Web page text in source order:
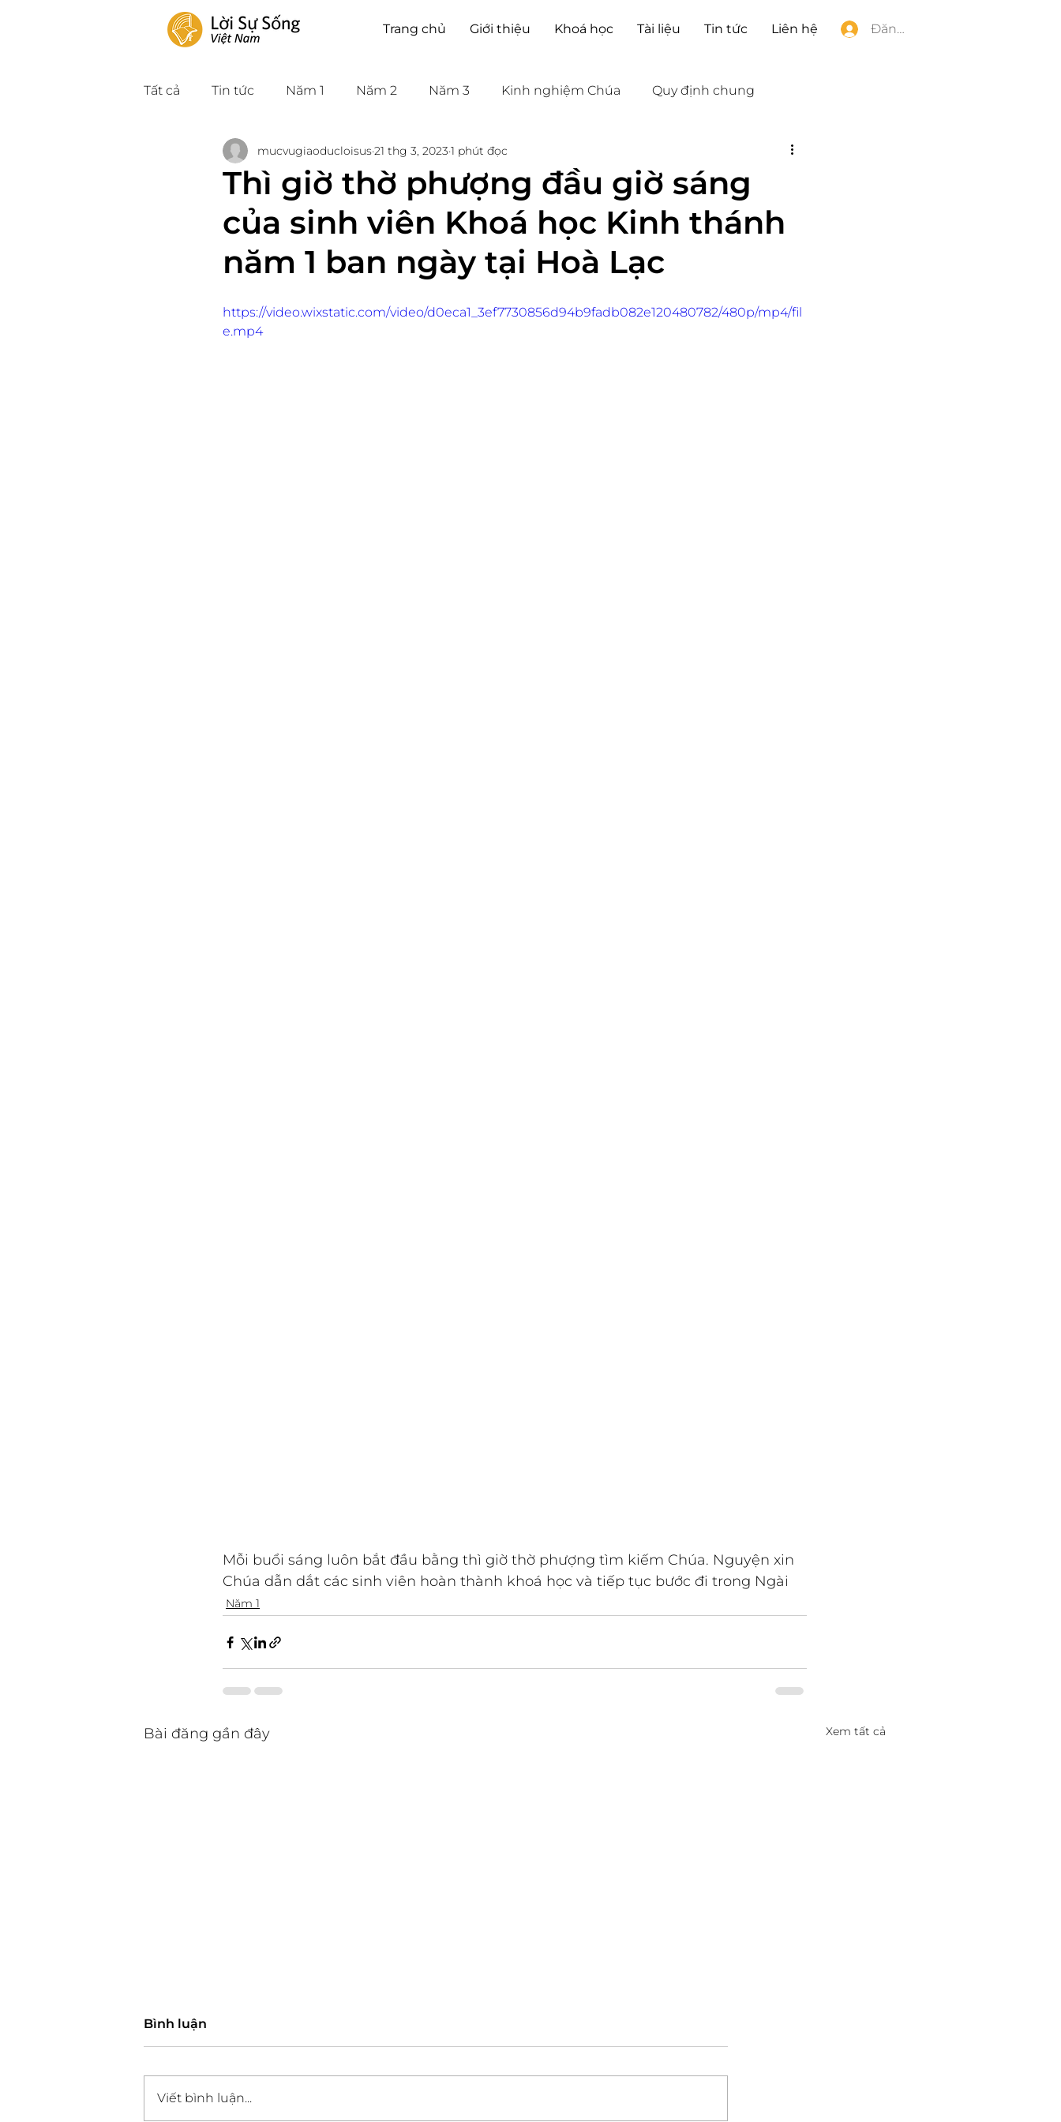
Trang chủ Giới thiệu Khoá học Tài liệu Tin tức Liên hệ Đăng nhập
Tất cả Tin tức Năm 1 Năm 2 Năm 3 Kinh nghiệm Chúa Quy định chung
Thì giờ thờ phượng đầu giờ sáng
của sinh viên Khoá học Kinh thánh
năm 1 ban ngày tại Hoà Lạc
mucvugiaoducloisus21 thg 3, 2023 1 phút đọc
https://video.wixstatic.com/video/d0eca1_3ef7730856d94b9fadb082e120480782/480p/mp4/fil
e.mp4
Mỗi buổi sáng luôn bắt đầu bằng thì giờ thờ phượng tìm kiếm Chúa. Nguyện xin
Chúa dẫn dắt các sinh viên hoàn thành khoá học và tiếp tục bước đi trong Ngài
Năm 1
Bài đăng gần đây Xem tất cả
Bình luận
Viết bình luận...